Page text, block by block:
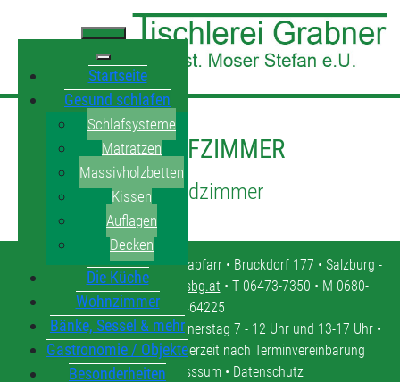
Startseite
Gesund schlafen
Schlafsysteme
Matratzen
Massivholzbetten
Kissen
Auflagen
Decken
Die Küche
Wohnzimmer
Bänke, Sessel & mehr
Gastronomie / Objekte
Besonderheiten
SCHLAFZIMMER
Jugendzimmer
Tischlerei Grabner • 5571 Mariapfarr • Bruckdorf 177 • Salzburg -
Lungau • tischlerei.moser@sbg.at • T 06473-7350 • M 0680-
4464225
Öffnungszeiten: Montag - Donnerstag 7 - 12 Uhr und 13-17 Uhr •
Freitag 7 - 12 Uhr • oder jederzeit nach Terminvereinbarung
Kontakt•Impresssum • Datenschutz